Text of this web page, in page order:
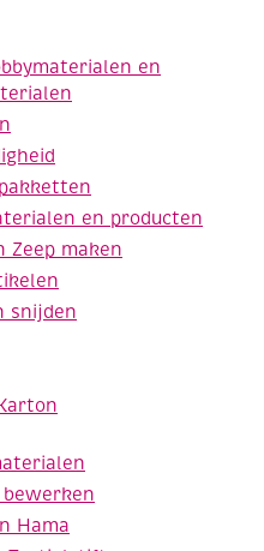
en
en producten
Zeep maken
snijden
Hama